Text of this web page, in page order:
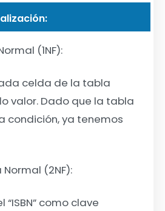
(1NF):
celda de la tabla
valor. Dado que la tabla
condición, ya tenemos
(2NF):
“ISBN” como clave